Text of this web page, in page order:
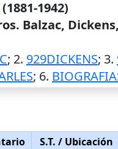
(1881-1942)
Balzac,
; 2. 929DICKENS; 3.
; 6.
S.T. / Ubicación